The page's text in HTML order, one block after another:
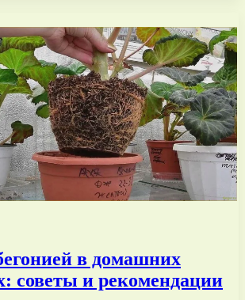
в домашних
советы и рекомендации